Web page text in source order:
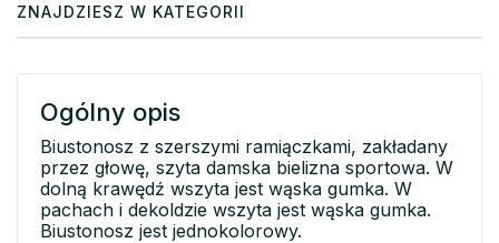
ZNAJDZIESZ W KATEGORII
Ogólny opis
Biustonosz z szerszymi ramiączkami, zakładany
przez głowę, szyta damska bielizna sportowa. W
dolną krawędź wszyta jest wąska gumka. W
pachach i dekoldzie wszyta jest wąska gumka.
Biustonosz jest jednokolorowy.